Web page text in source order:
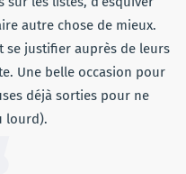
autre chose de mieux.
se justifier auprès de leurs
Une belle occasion pour
déjà sorties pour ne
lourd).